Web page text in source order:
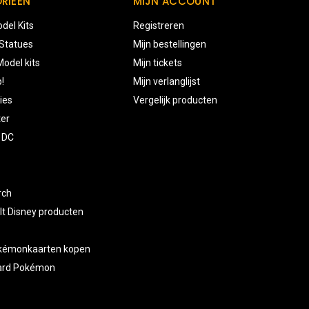
Kits
kits
Disney producten
kopen
Pokémon
Registreren
Mijn bestellingen
Mijn tickets
Mijn verlanglijst
Vergelijk producten